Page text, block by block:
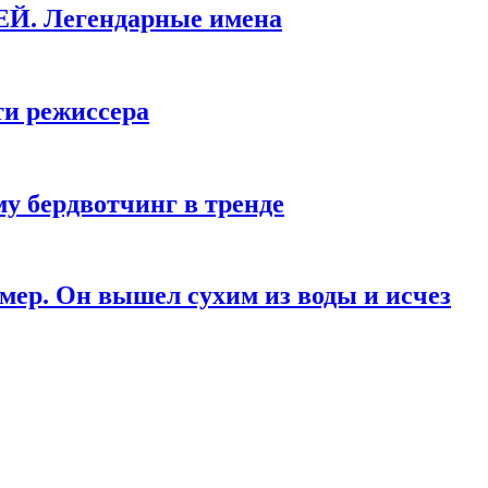
Легендарные имена
режиссера
бердвотчинг в тренде
Он вышел сухим из воды и исчез